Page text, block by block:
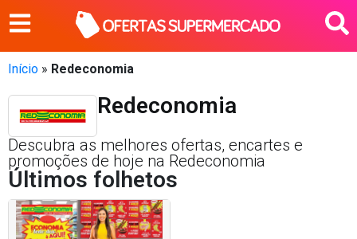
Início » Redeconomia
Redeconomia
Descubra as melhores ofertas, encartes e
promoções de hoje na Redeconomia
Últimos folhetos